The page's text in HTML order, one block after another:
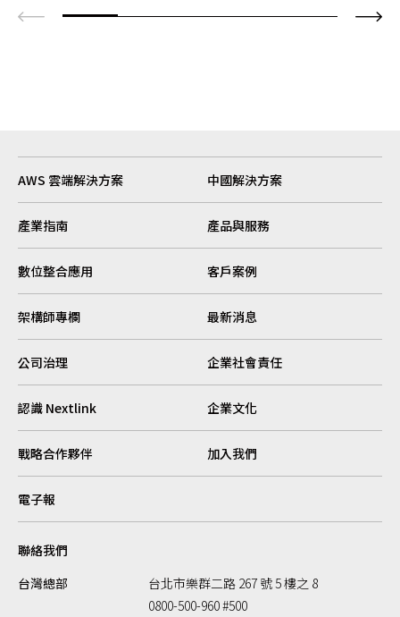
AWS 雲端解決方案 中國解決方案
產業指南 產品與服務
數位整合應用 客戶案例
架構師專欄 最新消息
公司治理 企業社會責任
認識 Nextlink 企業文化
戰略合作夥伴 加入我們
電子報
聯絡我們
台灣總部
台北市樂群二路 267 號 5 樓之 8
0800-500-960 #500